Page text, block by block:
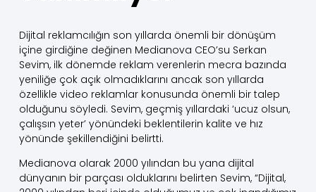
Dijital reklamcılığın son yıllarda önemli bir dönüşüm
içine girdiğine değinen Medianova CEO’su Serkan
Sevim, ilk dönemde reklam verenlerin mecra bazında
yeniliğe çok açık olmadıklarını ancak son yıllarda
özellikle video reklamlar konusunda önemli bir talep
olduğunu söyledi. Sevim, geçmiş yıllardaki ‘ucuz olsun,
çalışsın yeter’ yönündeki beklentilerin kalite ve hız
yönünde şekillendiğini belirtti.
Medianova olarak 2000 yılından bu yana dijital
dünyanın bir parçası olduklarını belirten Sevim, “Dijital,